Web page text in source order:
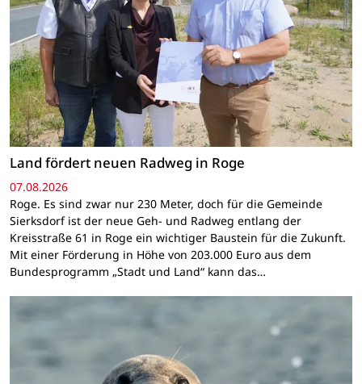
Land fördert neuen Radweg in Roge
07.08.2026
Roge. Es sind zwar nur 230 Meter, doch für die Gemeinde
Sierksdorf ist der neue Geh- und Radweg entlang der
Kreisstraße 61 in Roge ein wichtiger Baustein für die Zukunft.
Mit einer Förderung in Höhe von 203.000 Euro aus dem
Bundesprogramm „Stadt und Land“ kann das…